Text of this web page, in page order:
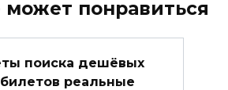
понравиться
поиска дешёвых
реальные